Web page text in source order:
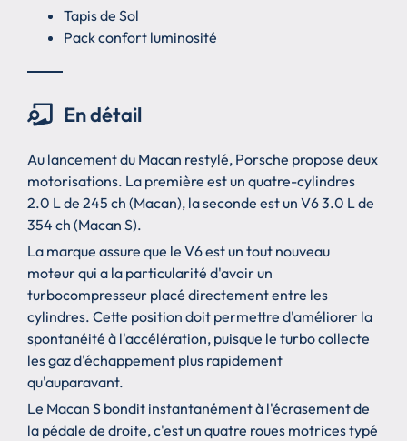
Tapis de Sol
Pack confort luminosité
En détail
Au lancement du Macan restylé, Porsche propose deux
motorisations. La première est un quatre-cylindres
2.0 L de 245 ch (Macan), la seconde est un V6 3.0 L de
354 ch (Macan S).
La marque assure que le V6 est un tout nouveau
moteur qui a la particularité d'avoir un
turbocompresseur placé directement entre les
cylindres. Cette position doit permettre d'améliorer la
spontanéité à l'accélération, puisque le turbo collecte
les gaz d'échappement plus rapidement
qu'auparavant.
Le Macan S bondit instantanément à l'écrasement de
la pédale de droite, c'est un quatre roues motrices typé